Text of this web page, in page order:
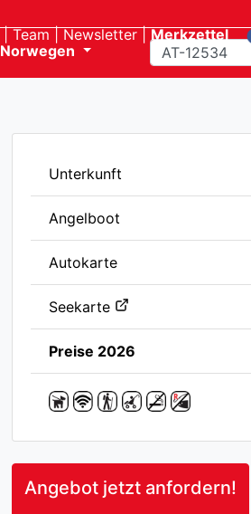
Team Newsletter
Merkzettel
Norwegen
Unterkunft
Angelboot
Autokarte
Seekarte
Preise 2026
Angebot jetzt anfordern!